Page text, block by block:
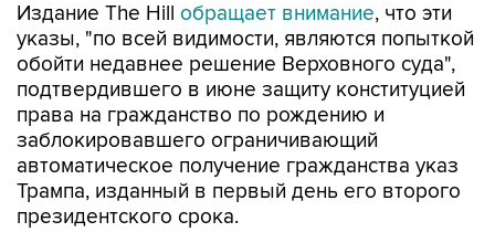
Издание The Hill обращает внимание, что эти
указы, "по всей видимости, являются попыткой
обойти недавнее решение Верховного суда",
подтвердившего в июне защиту конституцией
права на гражданство по рождению и
заблокировавшего ограничивающий
автоматическое получение гражданства указ
Трампа, изданный в первый день его второго
президентского срока.